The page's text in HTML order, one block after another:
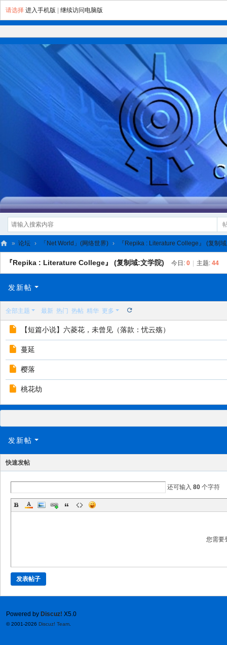
请选择 进入手机版 继续访问电脑版
L
N
» 论坛 › 「Net World」(网络世界) › 『Repika : Literature College』 (复制
『Repika : Literature College』 (复制域:文学院) 今日: 0 主题: 44
发新帖
全部主题 最新 热门 热帖 精华 更多
【短篇小说】六菱花，未曾见（落款：忧云殇）
蔓延
樱落
桃花劫
发新帖
快速发帖
还可输入 80 个字符
您需要
发表帖子
Powered by Discuz! X5.0
© 2001-2026 Discuz! Team